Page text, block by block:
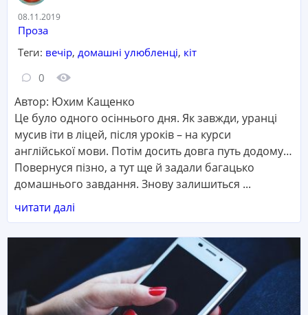
Дата:
08.11.2019
Категорія:
Проза
Теги: вечір, домашні улюбленці, кіт
Кількість коментарів:
0 Кількість переглядів:
Автор: Юхим Кащенко
Це було одного осіннього дня. Як завжди, уранці
мусив іти в ліцей, після уроків – на курси
англійської мови. Потім досить довга путь додому…
Повернуся пізно, а тут ще й задали багацько
домашнього завдання. Знову залишиться ...
читати далі